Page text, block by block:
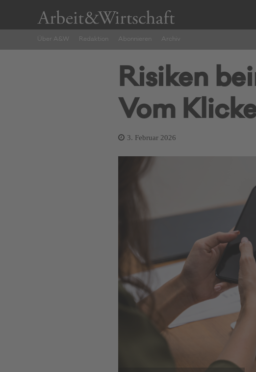
Über A&W Redaktion Abonnieren Archiv
Risiken
Vom
3. Februar 2026